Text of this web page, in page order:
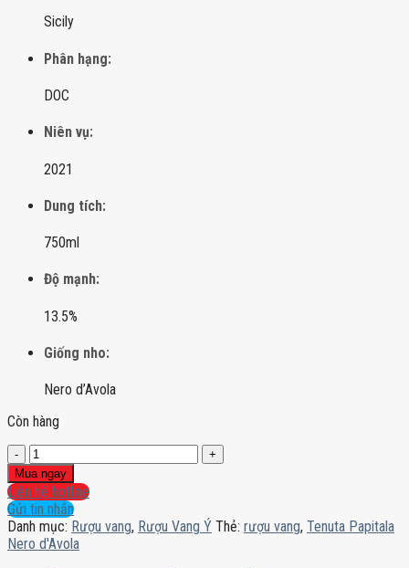
Sicily
Phân hạng:
DOC
Niên vụ:
2021
Dung tích:
750ml
Độ mạnh:
13.5%
Giống nho:
Nero d’Avola
Còn hàng
Tenuta
Papitala
Nero
d'Avola
số
lượng
Mua ngay
Liên hệ hotline
Gửi tin nhắn
Danh mục: Rượu vang, Rượu Vang Ý Thẻ: rượu vang, Tenuta Papitala
Nero d'Avola